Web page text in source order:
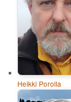
Heikki Poroila